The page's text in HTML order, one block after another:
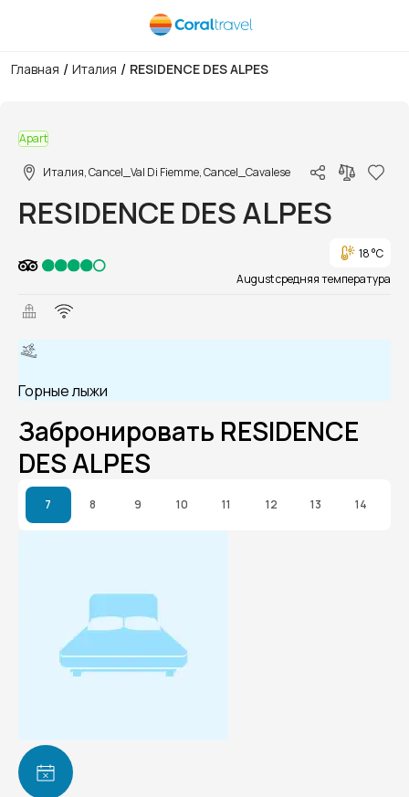
Главная / Италия / RESIDENCE DES ALPES
Apart
Италия, Cancel_Val Di Fiemme, Cancel_Cavalese
RESIDENCE DES ALPES
18 °C
August средняя температура
Горные лыжи
Забронировать RESIDENCE
DES ALPES
7 8 9 10 11 12 13 14